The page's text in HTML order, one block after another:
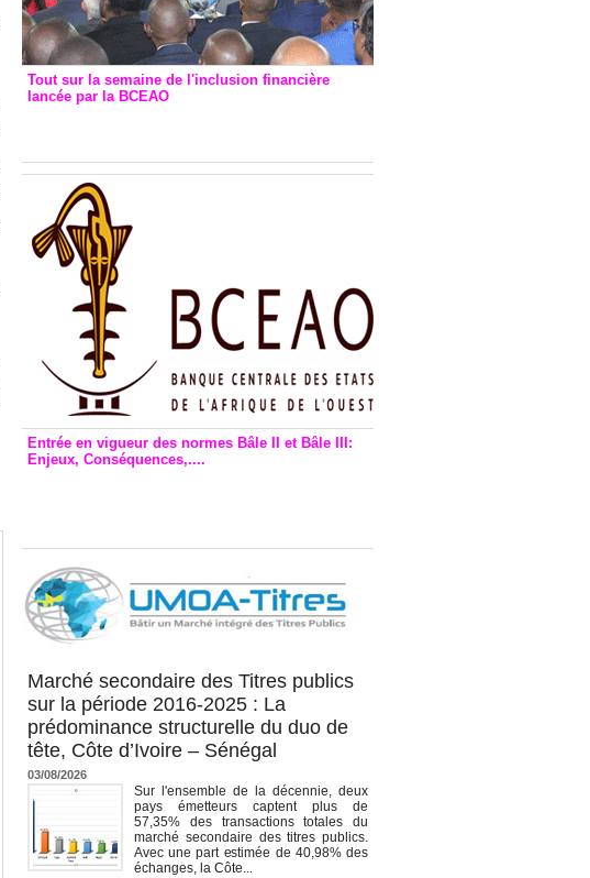
Tout sur la semaine de l'inclusion financière
lancée par la BCEAO
Entrée en vigueur des normes Bâle II et Bâle III:
Enjeux, Conséquences,....
Marché secondaire des Titres publics
sur la période 2016-2025 : La
prédominance structurelle du duo de
tête, Côte d’Ivoire – Sénégal
03/08/2026
Sur l'ensemble de la décennie, deux
pays émetteurs captent plus de
57,35% des transactions totales du
marché secondaire des titres publics.
Avec une part estimée de 40,98% des
échanges, la Côte...